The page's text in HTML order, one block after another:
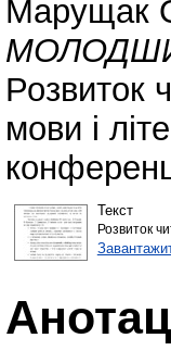
Марущак
Розвиток
мови і
Текст
Розвиток